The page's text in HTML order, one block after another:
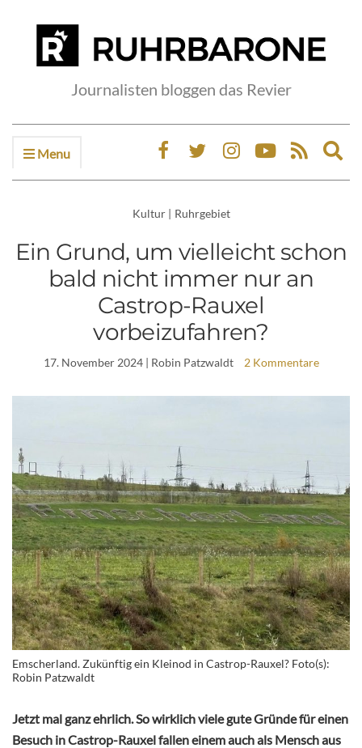
Journalisten bloggen das Revier
Menu
Kultur | Ruhrgebiet
Ein Grund, um vielleicht schon
bald nicht immer nur an
Castrop-Rauxel
vorbeizufahren?
17. November 2024| Robin Patzwaldt 2 Kommentare
Emscherland. Zukünftig ein Kleinod in Castrop-Rauxel? Foto(s):
Robin Patzwaldt
Jetzt mal ganz ehrlich. So wirklich viele gute Gründe für einen
Besuch in Castrop-Rauxel fallen einem auch als Mensch aus